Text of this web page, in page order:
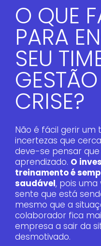
O QUE
PARA
SEU
CRISE?
Não é fácil gerir um
incertezas que
deve-se pensar
aprendizado. O
treinamento é
saudável, pois uma
sente que está
mesmo que a
colaborador fica
empresa a sair da
desmotivado.